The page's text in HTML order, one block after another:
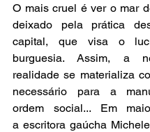
O mais cruel é ver o mar
deixado pela prática
capital, que visa o
burguesia. Assim, a
realidade se materializa
necessário para a
ordem social... Em
a escritora gaúcha